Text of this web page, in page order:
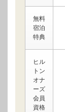
無料
宿泊
特典
ヒル
トン
オナ
ーズ
会員
資格